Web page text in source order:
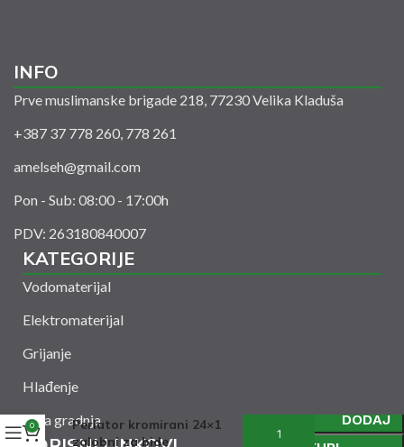
INFO
Prve muslimanske brigade 218, 77230 Velika Kladuša
+387 37 778 260, 778 261
amelseh@gmail.com
Pon - Sub: 08:00 - 17:00h
PDV: 263180840007
KATEGORIJE
Vodomaterijal
Elektromaterijal
Grijanje
Hlađenje
Suha gradnjaPerlator kromirani 24×1
zglobni za bide
DODAJ
0